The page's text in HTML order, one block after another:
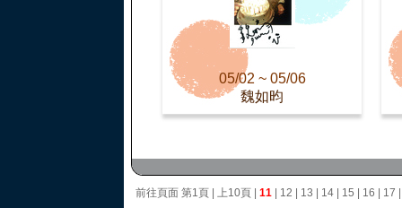
05/02 ~ 05/06
魏如昀
前往頁面 第1頁 上10頁 11 12 13 14 15 16 17